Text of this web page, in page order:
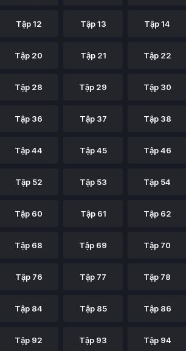
Tập 12 Tập 13 Tập 14
Tập 20 Tập 21 Tập 22
Tập 28 Tập 29 Tập 30
Tập 36 Tập 37 Tập 38
Tập 44 Tập 45 Tập 46
Tập 52 Tập 53 Tập 54
Tập 60 Tập 61 Tập 62
Tập 68 Tập 69 Tập 70
Tập 76 Tập 77 Tập 78
Tập 84 Tập 85 Tập 86
Tập 92 Tập 93 Tập 94